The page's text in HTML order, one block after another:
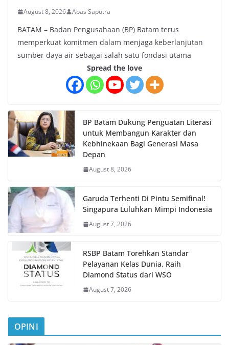
August 8, 2026 Abas Saputra
BATAM – Badan Pengusahaan (BP) Batam terus
memperkuat komitmen dalam menjaga keberlanjutan
sumber daya air sebagai salah satu fondasi utama
Spread the love
BP Batam Dukung Penguatan Literasi
untuk Membangun Karakter dan
Kebhinekaan Bagi Generasi Masa
Depan
August 8, 2026
Garuda Terhenti Di Pintu Semifinal!
Singapura Luluhkan Mimpi Indonesia
August 7, 2026
RSBP Batam Torehkan Standar
Pelayanan Kelas Dunia, Raih
Diamond Status dari WSO
August 7, 2026
OPINI